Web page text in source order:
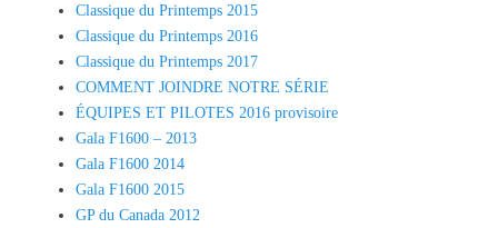
Classique du Printemps 2015
Classique du Printemps 2016
Classique du Printemps 2017
COMMENT JOINDRE NOTRE SÉRIE
ÉQUIPES ET PILOTES 2016 provisoire
Gala F1600 – 2013
Gala F1600 2014
Gala F1600 2015
GP du Canada 2012